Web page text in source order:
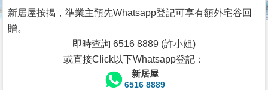
谷
按
新居屋按揭，準業主預先Whatsapp登記可享有額外宅谷回
贈。
即時查詢 6516 8889 (許小姐)
或直接Click以下Whatsapp登記：
新居屋
6516 8889